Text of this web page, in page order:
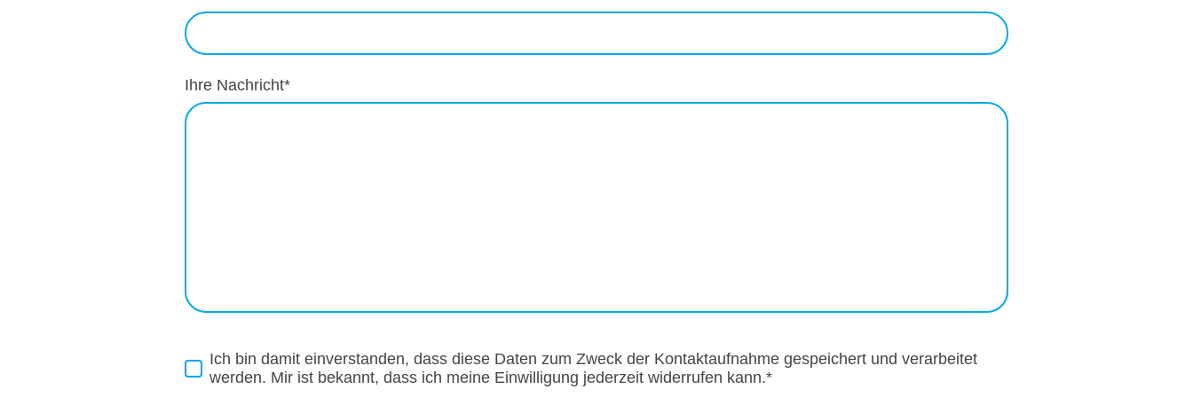
Ihre Nachricht*
Ich bin damit einverstanden, dass diese Daten zum Zweck der Kontaktaufnahme gespeichert und verarbeitet
werden. Mir ist bekannt, dass ich meine Einwilligung jederzeit widerrufen kann.*